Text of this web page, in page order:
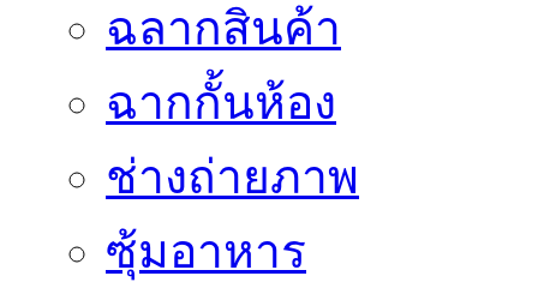
ฉลากสินค้า
ฉากกั้นห้อง
ช่างถ่ายภาพ
ซุ้มอาหาร